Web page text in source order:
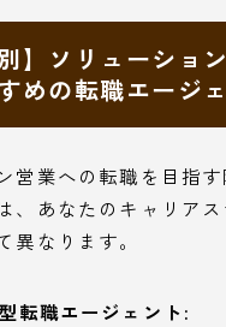
別】ソリューショ
めの転職エージ
営業への転職を目指
、あなたのキャリア
異なります。
転職エージェント: